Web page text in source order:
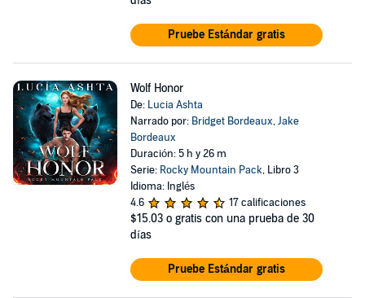
Pruebe Estándar gratis
Wolf Honor
De: Lucia Ashta
Narrado por: Bridget Bordeaux,Jake
Bordeaux
Duración: 5 h y 26 m
Serie: Rocky Mountain Pack, Libro 3
Idioma: Inglés
4.6
17 calificaciones
$15.03 o gratis con una prueba de 30
días
Pruebe Estándar gratis